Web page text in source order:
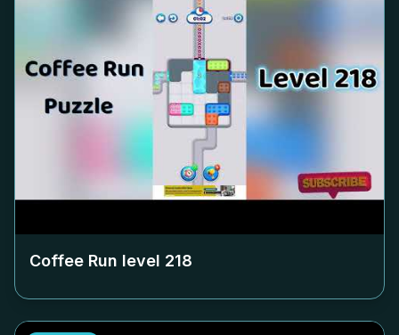
Coffee Run level 218